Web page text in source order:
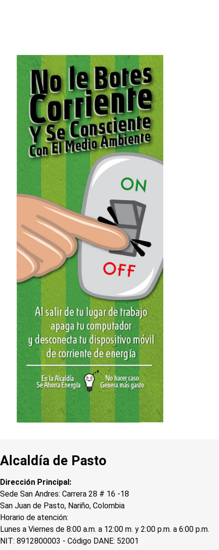
Alcaldía de Pasto
Dirección Principal:
Sede San Andres: Carrera 28 # 16 -18
San Juan de Pasto, Nariño, Colombia
Horario de atención:
Lunes a Viernes de 8:00 a.m. a 12:00 m. y 2:00 p.m. a 6:00 p.m.
NIT: 8912800003 - Código DANE: 52001